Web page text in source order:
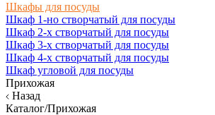
Шкафы для посуды
Шкаф 1-но створчатый для посуды
Шкаф 2-х створчатый для посуды
Шкаф 3-х створчатый для посуды
Шкаф 4-х створчатый для посуды
Шкаф угловой для посуды
Прихожая
Назад
Каталог/Прихожая